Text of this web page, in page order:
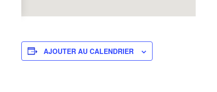
AJOUTER AU CALENDRIER